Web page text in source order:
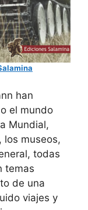
han
el mundo
Mundial,
los museos,
todas
temas
de una
viajes y